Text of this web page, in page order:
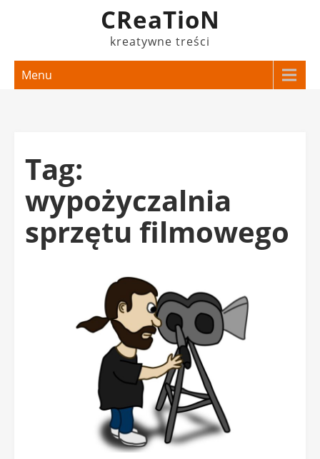
CReaTioN
kreatywne treści
Menu
Tag:
wypożyczalnia
sprzętu filmowego